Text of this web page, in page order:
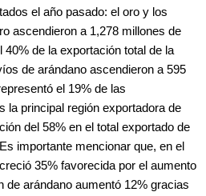
el año pasado: el oro y los
ascendieron a 1,278 millones de
de la exportación total de la
de arándano ascendieron a 595
el 19% de las
la principal región exportadora de
del 58% en el total exportado de
importante mencionar que, en el
35% favorecida por el aumento
de arándano aumentó 12% gracias